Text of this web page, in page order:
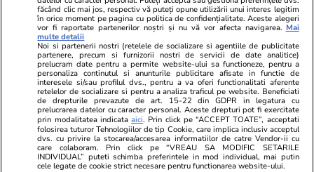
Politică 25 iul.
Cum a apărut Mirabela
Grădinaru la întâlnirea cu
președinta Indiei, Droupadi
Murmu, la Palatul Cotroceni.
Motivul pentru care a ales o
rochie galbenă
făcând clic mai jos, respectiv vă puteți opune utilizării unui interes legitim
în orice moment pe pagina cu politica de confidențialitate. Aceste alegeri
vor fi raportate partenerilor noștri și nu vă vor afecta navigarea. Mai
multe detalii
Noi si partenerii nostri (retelele de socializare si agentiile de publicitate
partenere, precum si furnizorii nostri de servicii de date analitice)
prelucram date pentru a permite website-ului sa functioneze, pentru a
personaliza continutul si anunturile publicitare afisate in functie de
interesele si/sau profilul dvs., pentru a va oferi functionalitati aferente
retelelor de socializare si pentru a analiza traficul pe website. Beneficiati
de drepturile prevazute de art. 15-22 din GDPR in legatura cu
prelucrarea datelor cu caracter personal. Aceste drepturi pot fi exercitate
prin modalitatea indicataaici. Prin click pe “ACCEPT TOATE”, acceptati
folosirea tuturor Tehnologiilor de tip Cookie, care implica inclusiv acceptul
dvs. cu privire la stocarea/accesarea informatiilor de catre Vendor-ii cu
care colaboram. Prin click pe “VREAU SA MODIFIC SETARILE
INDIVIDUAL” puteti schimba preferintele in mod individual, mai putin
cele legate de cookie strict necesare pentru functionarea website-ului.